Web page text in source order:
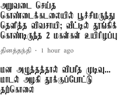
அறுவடை செய்த
கொண்டைக்கடலையில் பூச்சிமருந்து
தெளித்த விவசாயி; வீட்டில் தூங்கிக்
கொண்டிருந்த 2 மகள்கள் உயிரிழப்பு
தினத்தந்தி 1 hour ago
மன அழுத்தத்தால் விபரீத முடிவு...
மாடல் அழகி தூக்குப்போட்டு
தற்கொலை